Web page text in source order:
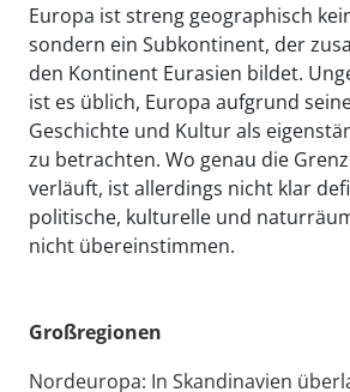
Europa ist streng geographisch
sondern ein Subkontinent, der
den Kontinent Eurasien bildet.
ist es üblich, Europa aufgrund
Geschichte und Kultur als
zu betrachten. Wo genau die
verläuft, ist allerdings nicht klar
politische, kulturelle und
nicht übereinstimmen.
Großregionen
Nordeuropa: In Skandinavien